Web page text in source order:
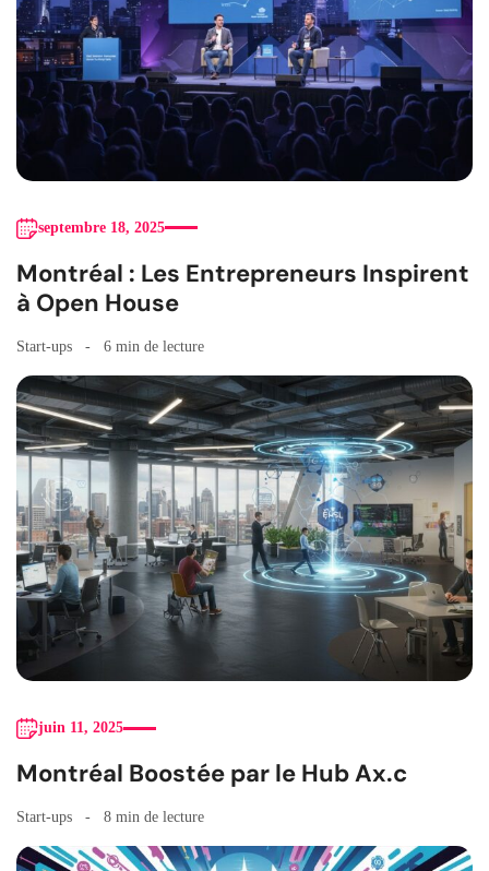
septembre 18, 2025
Montréal : Les Entrepreneurs Inspirent
à Open House
Start-ups 6 min de lecture
juin 11, 2025
Montréal Boostée par le Hub Ax.c
Start-ups 8 min de lecture